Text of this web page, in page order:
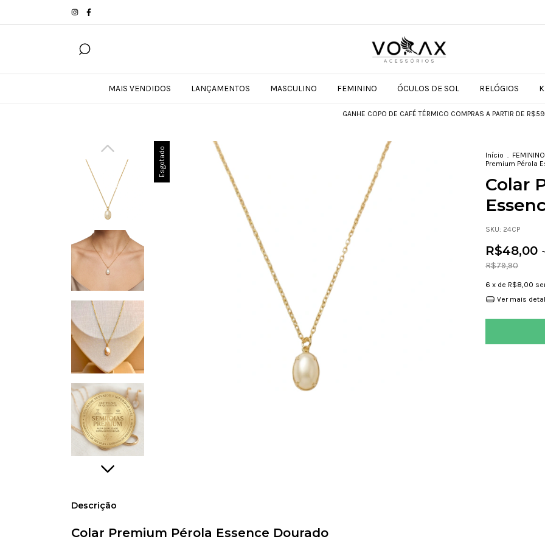
MAIS VENDIDOS LANÇAMENTOS MASCULINO FEMININO ÓCULOS DE SOL RELÓGIOS
GANHE COPO DE CAFÉ TÉRMICO COMPRAS A PARTIR DE R$599
Esgotado Início . FEMININO
Premium Pérola
Colar
SKU: 24CP
R$48,00 -
R$79,90
6 x de R$8,00
Ver mais
Descrição
Colar Premium Pérola Essence Dourado